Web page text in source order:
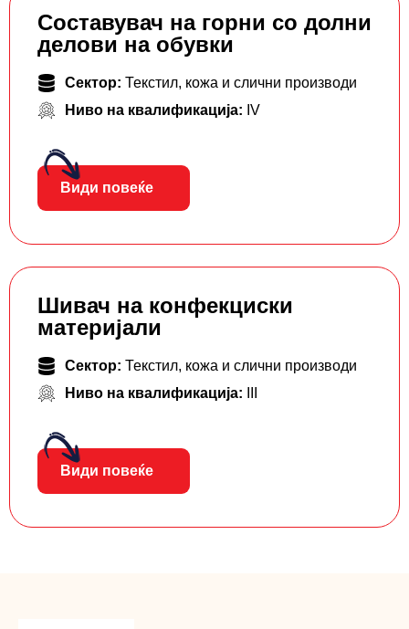
Составувач на горни со долни
делови на обувки
Сектор: Текстил, кожа и слични производи
Ниво на квалификација: IV
Види повеќе
Шивач на конфекциски
материјали
Сектор: Текстил, кожа и слични производи
Ниво на квалификација:
Види повеќе